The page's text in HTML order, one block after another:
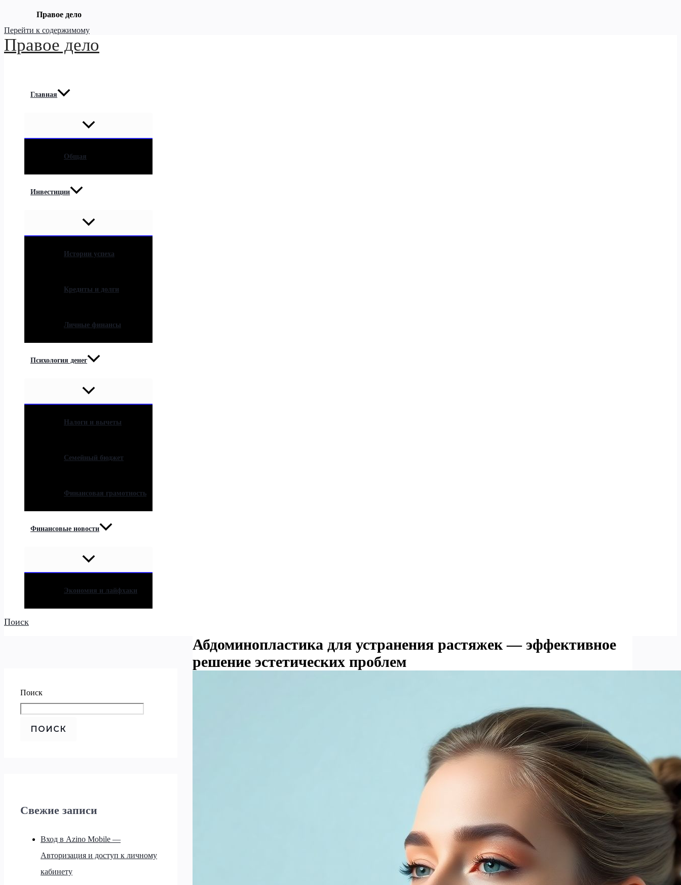
Правое дело
Перейти к содержимому
Правое дело
Главная
Общая
Инвестиции
Истории успеха
Кредиты и долги
Личные финансы
Психология денег
Налоги и вычеты
Семейный бюджет
Финансовая грамотность
Финансовые новости
Экономия и лайфхаки
Поиск
Поиск
ПОИСК
Свежие записи
Вход в Azino Mobile —
Авторизация и доступ к личному
кабинету
Абдоминопластика для устранения растяжек — эффективное
решение эстетических проблем